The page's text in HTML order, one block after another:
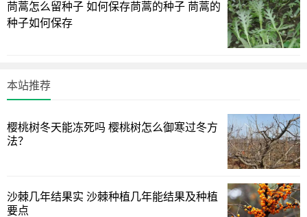
木本灰烬含氧化钾（12%）、碳酸钙（25%）等缓效成
分。24小时冷浸提取，配合磁化水稀释，能稳定PH值在6.2-
茼蒿怎么留种子 如何保存茼蒿的种子 茼蒿的
种子如何保存
本站推荐
樱桃树冬天能冻死吗 樱桃树怎么御寒过冬方
法？
沙棘几年结果实 沙棘种植几年能结果及种植
要点